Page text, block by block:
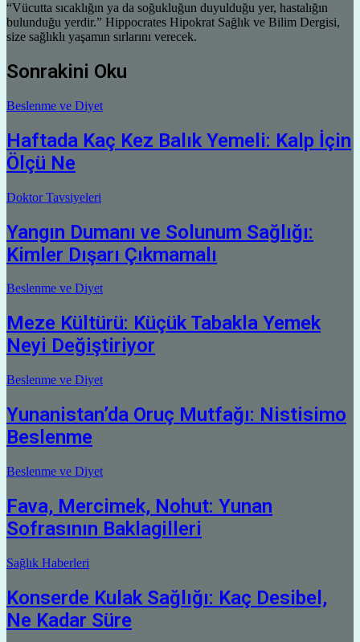
“Vücutta sıcaklığın ya da soğukluğun duyulduğu yer, hastalığın
bulunduğu yerdir.” Hippocrates Hipokrat Sağlık ve Bilim Dergisi,
size sağlıklı yaşamın sırlarını verecek.
Sonrakini Oku
Beslenme ve Diyet
Haftada Kaç Kez Balık Yemeli: Kalp İçin
Ölçü Ne
Doktor Tavsiyeleri
Yangın Dumanı ve Solunum Sağlığı:
Kimler Dışarı Çıkmamalı
Beslenme ve Diyet
Meze Kültürü: Küçük Tabakla Yemek
Neyi Değiştiriyor
Beslenme ve Diyet
Yunanistan’da Oruç Mutfağı: Nistisimo
Beslenme
Beslenme ve Diyet
Fava, Mercimek, Nohut: Yunan
Sofrasının Baklagilleri
Sağlık Haberleri
Konserde Kulak Sağlığı: Kaç Desibel,
Ne Kadar Süre